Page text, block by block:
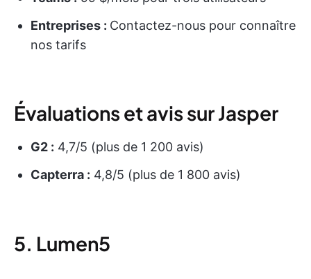
Entreprises : Contactez-nous pour connaître
nos tarifs
Évaluations et avis sur Jasper
G2 : 4,7/5 (plus de 1 200 avis)
Capterra : 4,8/5 (plus de 1 800 avis)
5. Lumen5